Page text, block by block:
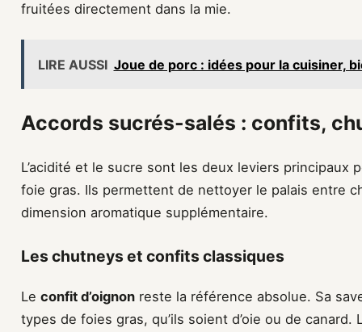
fruitées directement dans la mie.
LIRE AUSSI Joue de porc : idées pour la cuisiner,
Accords sucrés-salés : confits,
L’acidité et le sucre sont les deux leviers principaux
foie gras. Ils permettent de nettoyer le palais entre
dimension aromatique supplémentaire.
Les chutneys et confits classiques
Le confit d’oignon reste la référence absolue. Sa
types de foies gras, qu’ils soient d’oie ou de canard.